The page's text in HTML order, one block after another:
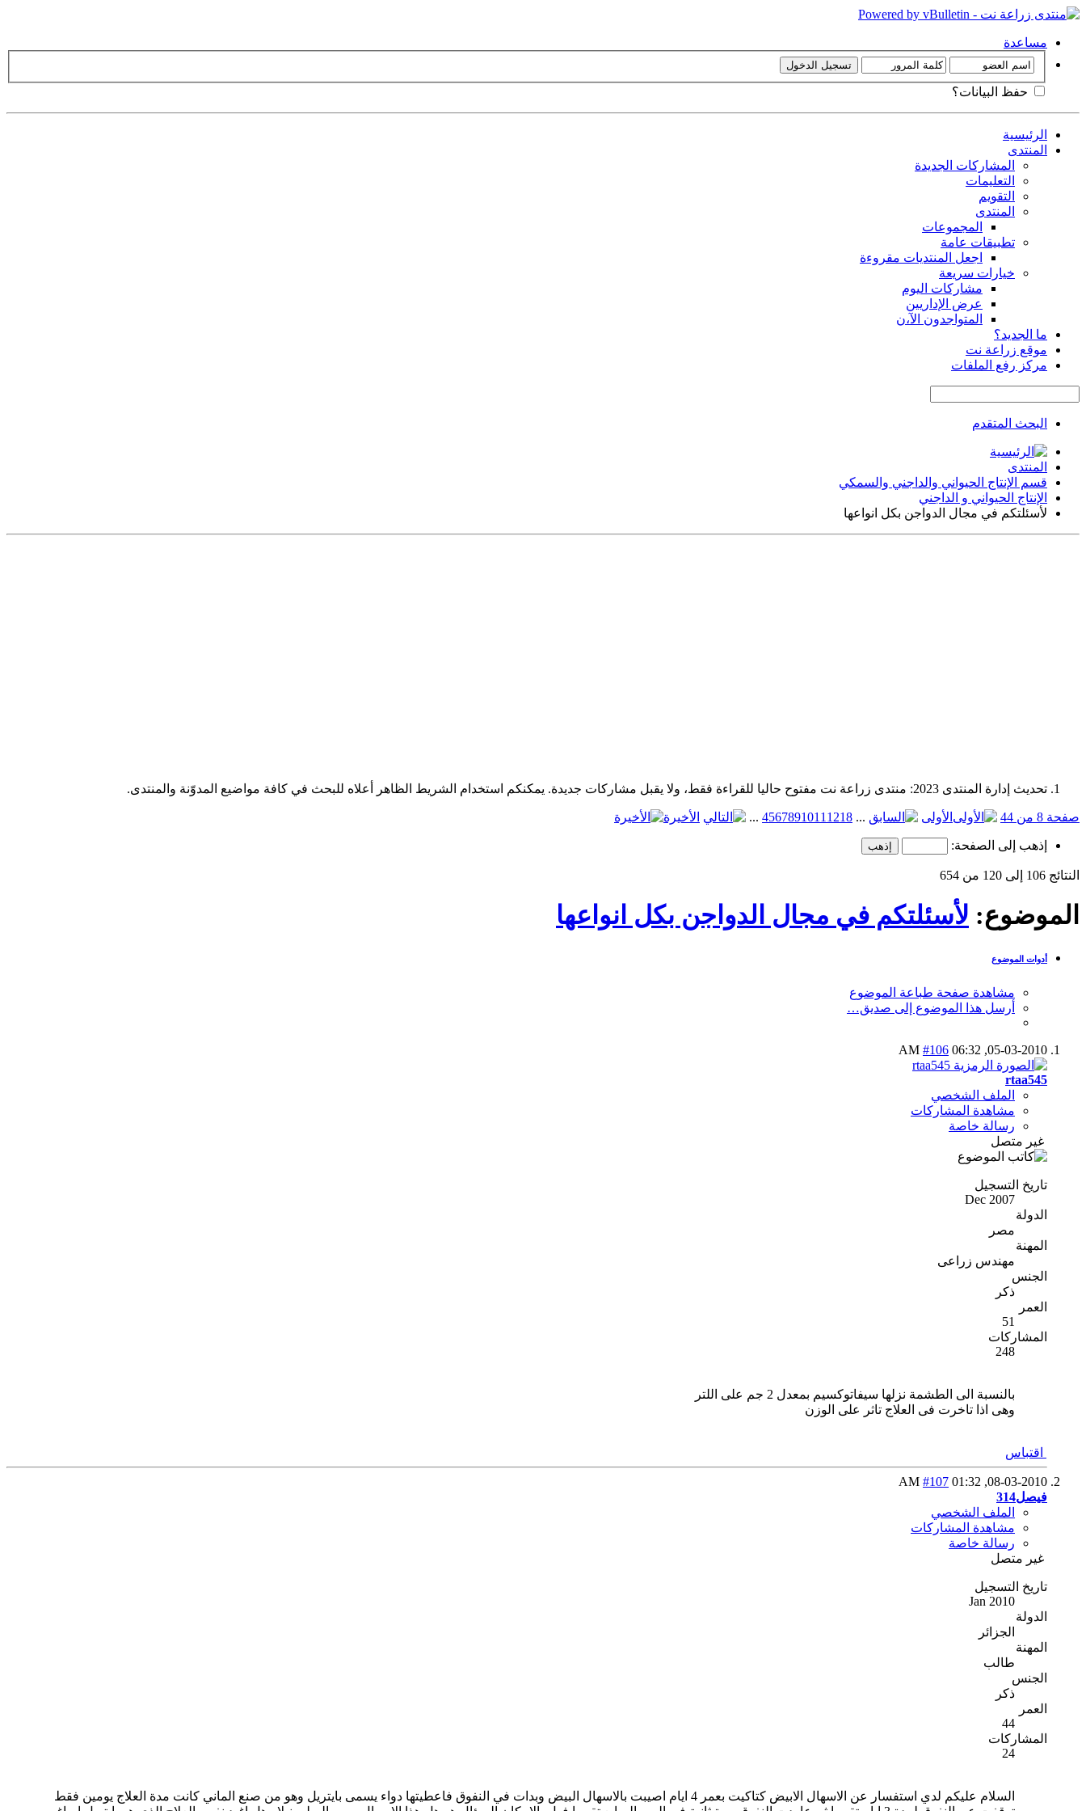
مساعدة
حفظ البيانات؟
الرئيسية
المنتدى
المشاركات الجديدة
التعليمات
التقويم
المنتدى
المجموعات
تطبيقات عامة
اجعل المنتديات مقروءة
خيارات سريعة
مشاركات اليوم
عرض الإداريين
المتواجدون الآ،ن
ما الجديد؟
موقع زراعة نت
مركز رفع الملفات
البحث المتقدم
المنتدى
قسم الإنتاج الحيواني والداجني والسمكي
الإنتاج الحيواني و الداجني
لأسئلتكم في مجال الدواجن بكل انواعها
تحديث إدارة المنتدى 2023: منتدى زراعة نت مفتوح حاليا للقراءة فقط، ولا يقبل مشاركات جديدة. يمكنكم استخدام الشريط الظاهر أعلاه للبحث في كافة مواضيع المدوّنة والمنتدى.
صفحة 8 من 44 الأولى ...
4567891011 1218
... الأخيرة
إذهب إلى الصفحة:
النتائج 106 إلى 120 من 654
الموضوع: لأسئلتكم في مجال الدواجن بكل انواعها
أدوات الموضوع
مشاهدة صفحة طباعة الموضوع
أرسل هذا الموضوع إلى صديق…
05-03-2010,
06:32 AM
#106
rtaa545
الملف الشخصي
مشاهدة المشاركات
رسالة خاصة
غير متصل
تاريخ التسجيل
Dec 2007
الدولة
مصر
المهنة
مهندس زراعى
الجنس
ذكر
العمر
51
المشاركات
248
بالنسبة الى الطشمة نزلها سيفاتوكسيم بمعدل 2 جم على اللتر
وهى اذا تاخرت فى العلاج تاثر على الوزن
اقتباس
08-03-2010,
01:32 AM
#107
فيصل314
الملف الشخصي
مشاهدة المشاركات
رسالة خاصة
غير متصل
تاريخ التسجيل
Jan 2010
الدولة
الجزائر
المهنة
طالب
الجنس
ذكر
العمر
44
المشاركات
24
السلام عليكم لدي استفسار عن الاسهال الابيض كتاكيت بعمر 4 ايام اصيبت بالاسهال البيض وبدات في النفوق فاعطيتها دواء يسمى بايتريل وهو من صنع الماني كانت مدة العلاج يومين فقط